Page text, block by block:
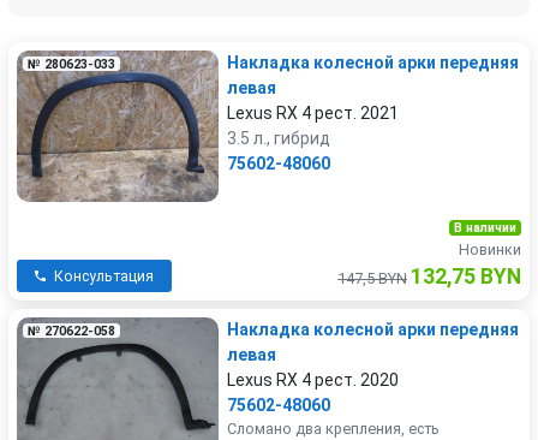
№ 280623-033
Накладка колесной арки передняя
левая
Lexus RX 4 рест. 2021
3.5 л., гибрид
75602-48060
Консультация
В наличии
Новинки
147,5 BYN 132,75 BYN
№ 270622-058
Накладка колесной арки передняя
левая
Lexus RX 4 рест. 2020
75602-48060
Сломано два крепления, есть